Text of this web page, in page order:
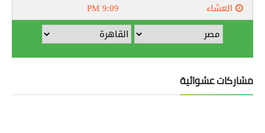
مشاركات عشوائية